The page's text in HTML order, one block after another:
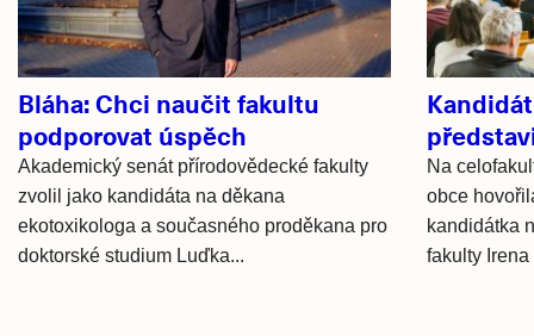
Bláha: Chci naučit fakultu
podporovat úspěch
Akademický senát přírodovědecké fakulty
zvolil jako kandidáta na děkana
ekotoxikologa a současného proděkana pro
doktorské studium Luďka...
Na
obce
kandidátka
fakulty